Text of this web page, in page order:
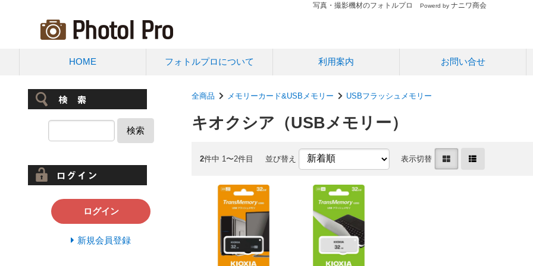
写真・撮影機材のフォトルプロ Powerd by ナニワ商会
HOME フォトルプロについて 利用案内 お問い合せ
全商品 メモリーカード&USBメモリー USBフラッシュメモリー
キオクシア（USBメモリー）
2件中 1〜2件目 並び替え 表示切替
検索
ログイン
新規会員登録